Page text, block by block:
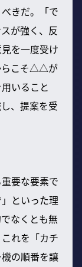
きだ。「で
が強く、反
を一度受け
らこそ△△が
いること
、提案を受
要な要素で
といった理
なくとも無
れを「カチ
の順番を譲